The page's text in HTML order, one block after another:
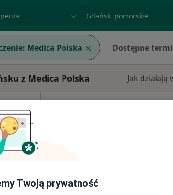
badanie lub nazwiskomiasto lub dzielnica
Medica Polska Dostępne
z Medica Polska Jak
Twoją prywatność